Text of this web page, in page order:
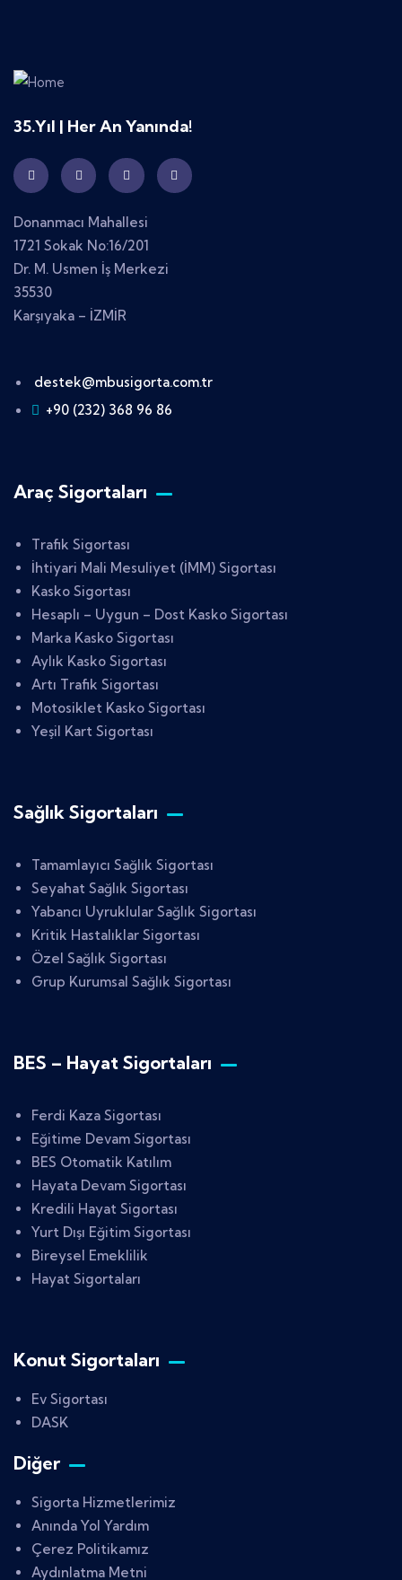
35.Yıl | Her An Yanında!
Donanmacı Mahallesi
1721 Sokak No:16/201
Dr. M. Usmen İş Merkezi
35530
Karşıyaka – İZMİR
destek@mbusigorta.com.tr
+90 (232) 368 96 86
Araç Sigortaları
Trafik Sigortası
İhtiyari Mali Mesuliyet (İMM) Sigortası
Kasko Sigortası
Hesaplı – Uygun – Dost Kasko Sigortası
Marka Kasko Sigortası
Aylık Kasko Sigortası
Artı Trafik Sigortası
Motosiklet Kasko Sigortası
Yeşil Kart Sigortası
Sağlık Sigortaları
Tamamlayıcı Sağlık Sigortası
Seyahat Sağlık Sigortası
Yabancı Uyruklular Sağlık Sigortası
Kritik Hastalıklar Sigortası
Özel Sağlık Sigortası
Grup Kurumsal Sağlık Sigortası
BES – Hayat Sigortaları
Ferdi Kaza Sigortası
Eğitime Devam Sigortası
BES Otomatik Katılım
Hayata Devam Sigortası
Kredili Hayat Sigortası
Yurt Dışı Eğitim Sigortası
Bireysel Emeklilik
Hayat Sigortaları
Konut Sigortaları
Ev Sigortası
DASK
Diğer
Sigorta Hizmetlerimiz
Anında Yol Yardım
Çerez Politikamız
Aydınlatma Metni